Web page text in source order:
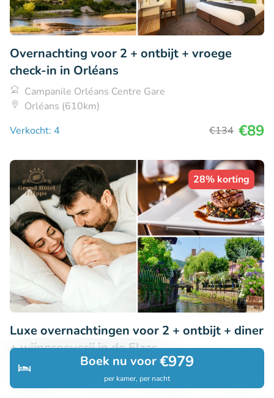
Zoeken Boekingen
Boek nu voor€979
per kamer, per nacht
Overnachting voor 2 + ontbijt + vroege
check-in in Orléans
Campanile Orléans Centre Gare
Orléans (610km)
Verkocht: 4
€134 €89
28% korting
Luxe overnachtingen voor 2 + ontbijt + diner
+ wijnproeverij in de Elzas
8.9 Uitstekend• 30 beoordelingen